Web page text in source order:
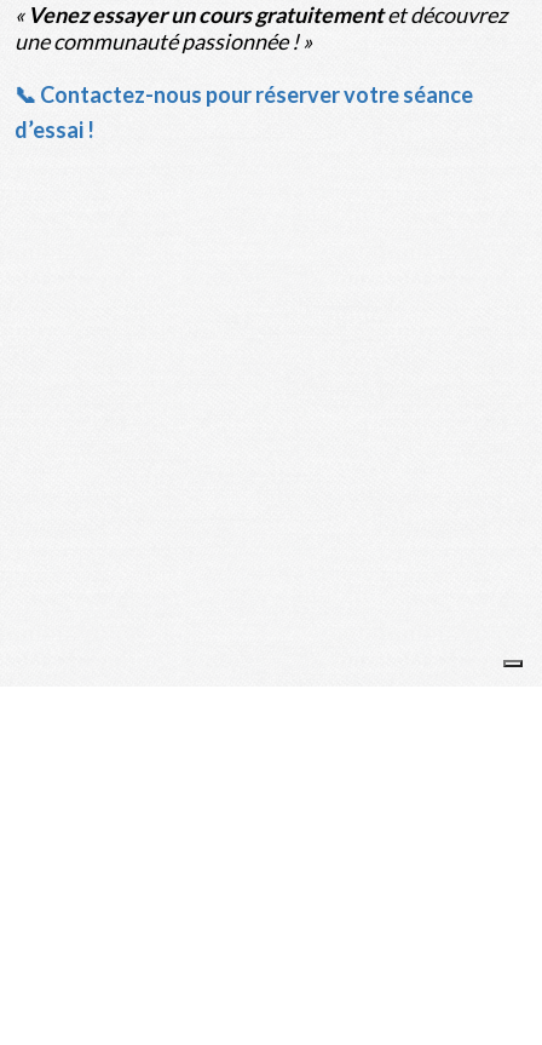
« Venez essayer un cours gratuitementet découvrez
une communauté passionnée ! »
📞 Contactez-nous pour réserver votre séance
d’essai !